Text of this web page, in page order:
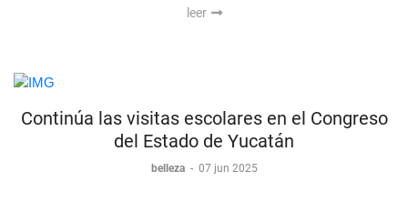
leer
Continúa las visitas escolares en el Congreso
del Estado de Yucatán
belleza - 07 jun 2025